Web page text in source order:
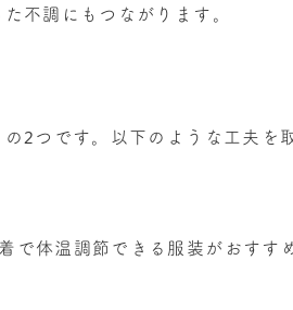
不調にもつながります。
2つです。以下のような工夫を
で体温調節できる服装がおすす